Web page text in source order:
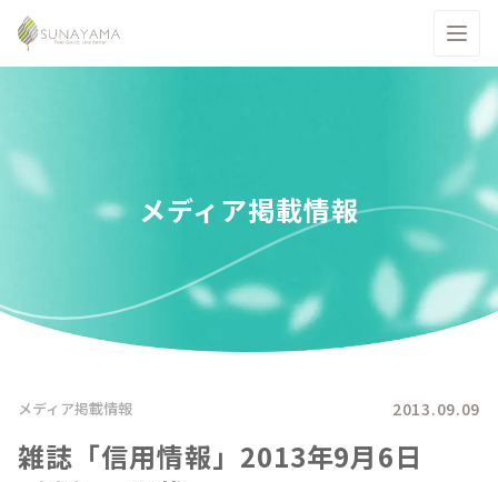
メディア掲載情報
メディア掲載情報 2013.09.09
雑誌「信用情報」2013年9月6日